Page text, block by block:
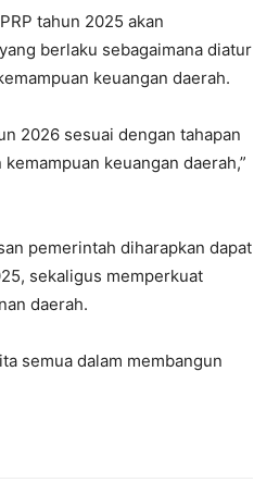
tahun 2025 akan
berlaku sebagaimana diatur
keuangan daerah.
2026 sesuai dengan tahapan
keuangan daerah,”
pemerintah diharapkan dapat
sekaligus memperkuat
daerah.
semua dalam membangun